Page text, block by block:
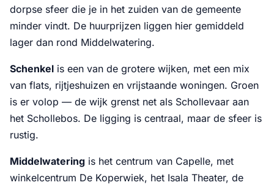
dorpse sfeer die je in het zuiden van de gemeente
minder vindt. De huurprijzen liggen hier gemiddeld
lager dan rond Middelwatering.
Schenkel is een van de grotere wijken, met een mix
van flats, rijtjeshuizen en vrijstaande woningen. Groen
is er volop — de wijk grenst net als Schollevaar aan
het Schollebos. De ligging is centraal, maar de sfeer is
rustig.
Middelwatering is het centrum van Capelle, met
winkelcentrum De Koperwiek, het Isala Theater, de